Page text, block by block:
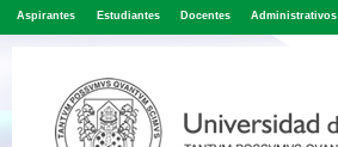
Aspirantes Estudiantes Docentes Administrativos